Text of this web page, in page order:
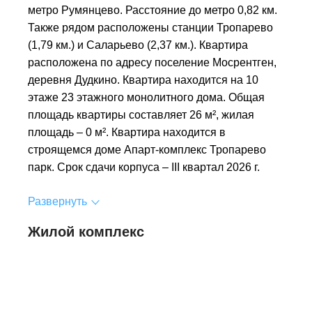
метро Румянцево. Расстояние до метро 0,82 км.
Также рядом расположены станции Тропарево
(1,79 км.) и Саларьево (2,37 км.). Квартира
расположена по адресу поселение Мосрентген,
деревня Дудкино. Квартира находится на 10
этаже 23 этажного монолитного дома. Общая
площадь квартиры составляет 26 м², жилая
площадь – 0 м². Квартира находится в
строящемся доме Апарт-комплекс Тропарево
парк. Срок сдачи корпуса – III квартал 2026 г.
Развернуть
Жилой комплекс